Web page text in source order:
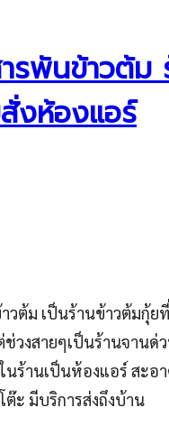
รพันข้าวต้ม
งห้องแอร์
ต้ม เป็นร้านข้าวต้มกุ้ยที่
วงสายๆเป็นร้านจานด่
นร้านเป็นห้องแอร์ สะอ
ะ มีบริการส่งถึงบ้าน